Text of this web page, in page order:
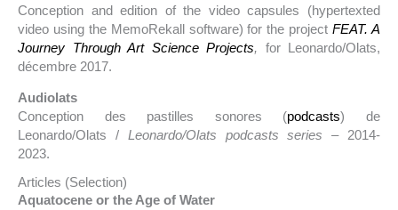
Conception and edition of the video capsules (hypertexted
video using the MemoRekall software) for the projectFEAT. A
Journey Through Art Science Projects, for Leonardo/Olats,
décembre 2017.
Audiolats
Conception des pastilles sonores (podcasts) de
Leonardo/Olats / Leonardo/Olats podcasts series – 2014-
2023.
Articles (Selection)
Aquatocene or the Age of Water